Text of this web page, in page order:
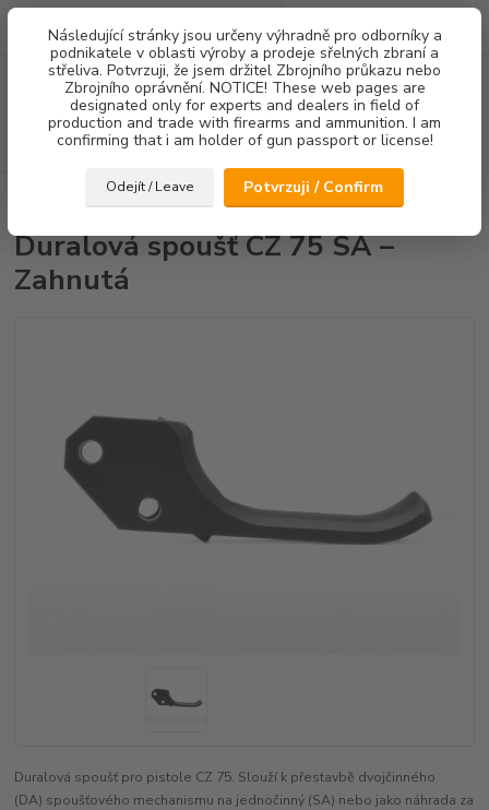
Následující stránky jsou určeny výhradně pro odborníky a
podnikatele v oblasti výroby a prodeje sřelných zbraní a
střeliva. Potvrzuji, že jsem držitel Zbrojního průkazu nebo
Zbrojního oprávnění. NOTICE! These web pages are
designated only for experts and dealers in field of
production and trade with firearms and ammunition. I am
confirming that i am holder of gun passport or license!
Odejít / Leave Potvrzuji / Confirm
Menu
Hledat
za0,00 Kč
Duralová spoušť CZ 75 SA – Zahnutá
Duralová spoušť CZ 75 SA –
Zahnutá
Duralová spoušť pro pistole CZ 75. Slouží k přestavbě dvojčinného
(DA) spoušťového mechanismu na jednočinný (SA) nebo jako náhrada za